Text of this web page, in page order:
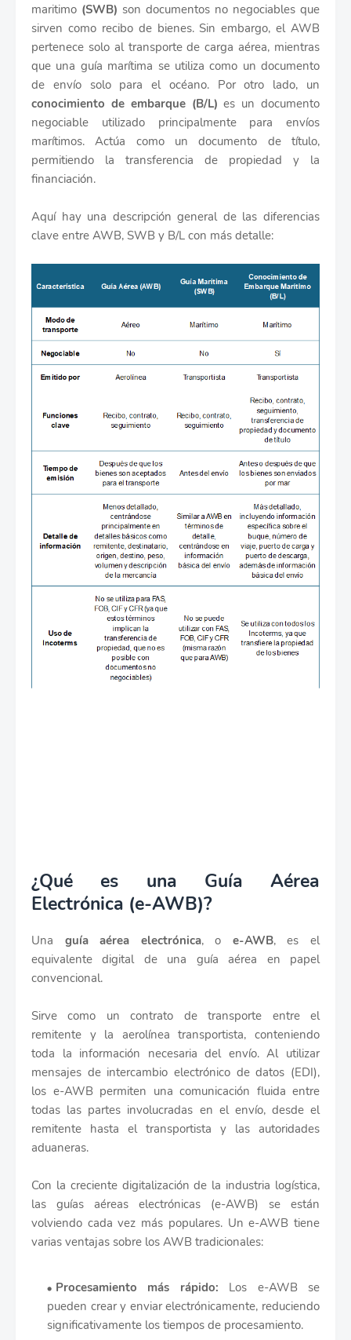
maritimo (SWB) son documentos no negociables que
sirven como recibo de bienes. Sin embargo, el AWB
pertenece solo al transporte de carga aérea, mientras
que una guía marítima se utiliza como un documento
de envío solo para el océano. Por otro lado, un
conocimiento de embarque (B/L) es un documento
negociable utilizado principalmente para envíos
marítimos. Actúa como un documento de título,
permitiendo la transferencia de propiedad y la
financiación.
Aquí hay una descripción general de las diferencias
clave entre AWB, SWB y B/L con más detalle:
¿Qué es una Guía Aérea
Electrónica (e-AWB)?
Una guía aérea electrónica, o e-AWB, es el
equivalente digital de una guía aérea en papel
convencional.
Sirve como un contrato de transporte entre el
remitente y la aerolínea transportista, conteniendo
toda la información necesaria del envío. Al utilizar
mensajes de intercambio electrónico de datos (EDI),
los e-AWB permiten una comunicación fluida entre
todas las partes involucradas en el envío, desde el
remitente hasta el transportista y las autoridades
aduaneras.
Con la creciente digitalización de la industria logística,
las guías aéreas electrónicas (e-AWB) se están
volviendo cada vez más populares. Un e-AWB tiene
varias ventajas sobre los AWB tradicionales:
Procesamiento más rápido: Los e-AWB se
pueden crear y enviar electrónicamente, reduciendo
significativamente los tiempos de procesamiento.